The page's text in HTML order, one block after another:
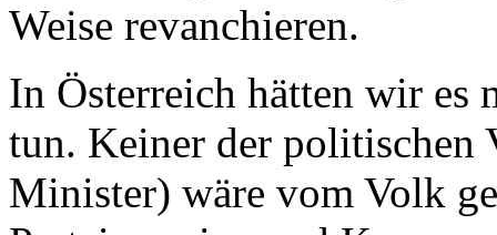
Weise revanchieren.
In Österreich hätten wir es
tun. Keiner der politischen
Minister) wäre vom Volk